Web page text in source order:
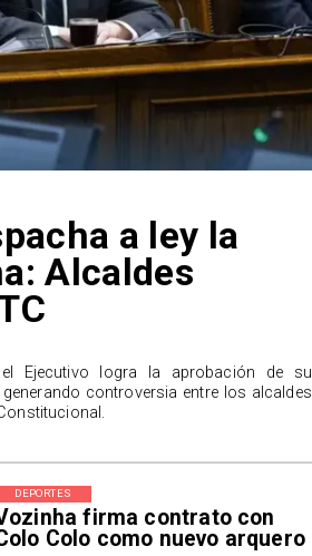
firma contrato con
Colo como nuevo arquero
DEPORTES
a ley la
Alcaldes
Ejecutivo logra la aprobación de su
controversia entre los alcaldes